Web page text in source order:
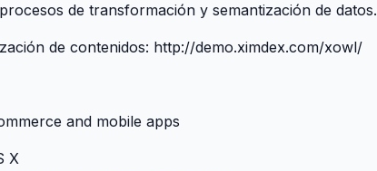
de transformación y semantización de datos.
de contenidos: http://demo.ximdex.com/xowl/
and mobile apps
X